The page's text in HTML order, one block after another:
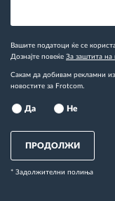
Вашите податоци ќе се
Дознајте повеќе За заштита на
Сакам да добивам рекламни
новостите за Frotcom.
Да Не
ПРОДОЛЖИ
* Задолжителни полиња